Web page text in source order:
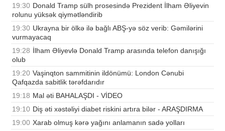
19:30 Donald Tramp sülh prosesində Prezident İlham Əliyevin
rolunu yüksək qiymətləndirib
19:30 Ukrayna bir ölkə ilə bağlı ABŞ-yə söz verib: Gəmilərini
vurmayacaq
19:28 İlham Əliyevlə Donald Tramp arasında telefon danışığı
olub
19:20 Vaşinqton sammitinin ildönümü: London Cənubi
Qafqazda sabitlik tərəfdarıdır
19:18 Mal əti BAHALAŞDI - VİDEO
19:10 Diş əti xəstəliyi diabet riskini artıra bilər - ARAŞDIRMA
19:00 Xarab olmuş kərə yağını anlamanın sadə yolları